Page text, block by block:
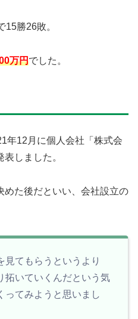
15勝26敗。
万円でした。
年12月に個人会社「株式会
しました。
めた後だといい、会社設立の
見てもらうというより
拓いていくんだという気
ってみようと思いまし